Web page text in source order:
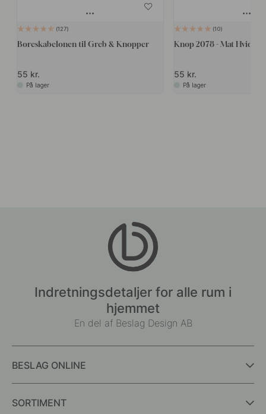
127
Boreskabelonen til Greb & Knopper
55 kr.
På lager
10
Knop 2078 - Mat Hvid
55 kr.
På lager
Indretningsdetaljer for alle rum i
hjemmet
En del af Beslag Design AB
BESLAG ONLINE
SORTIMENT